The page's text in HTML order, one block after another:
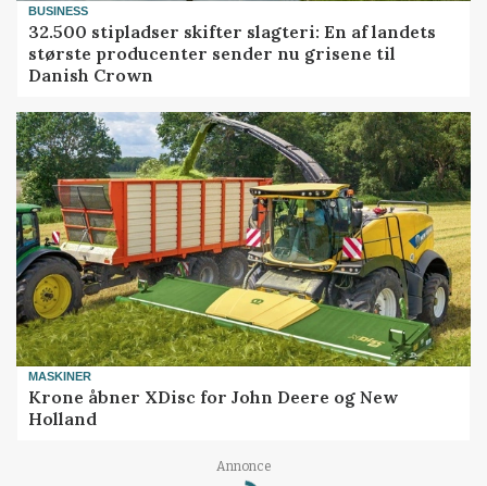
BUSINESS
32.500 stipladser skifter slagteri: En af landets
største producenter sender nu grisene til
Danish Crown
MASKINER
Krone åbner XDisc for John Deere og New
Holland
Annonce